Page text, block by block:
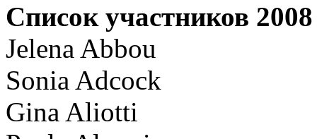
Список участников
Jelena Abbou
Sonia Adcock
Gina Aliotti